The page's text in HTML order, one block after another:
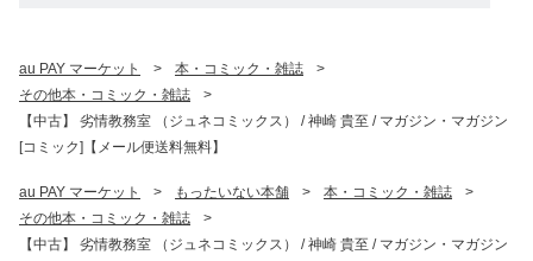
au PAY マーケット > 本・コミック・雑誌
>
その他本・コミック・雑誌
>
【中古】 劣情教務室 （ジュネコミックス） / 神崎 貴至 / マガジン・マガジン
[コミック]【メール便送料無料】
au PAY マーケット > もったいない本舗 > 本・コミック・雑誌
>
その他本・コミック・雑誌
>
【中古】 劣情教務室 （ジュネコミックス） / 神崎 貴至 / マガジン・マガジン